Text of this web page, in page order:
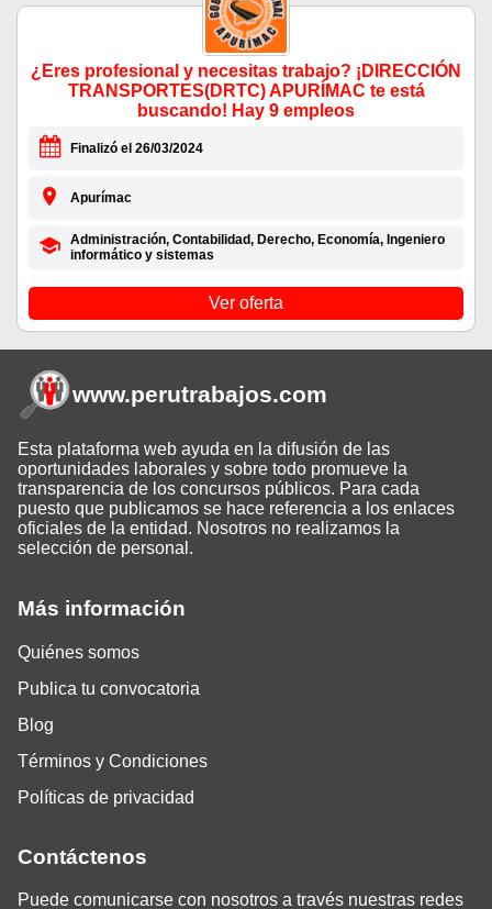
¿Eres profesional y necesitas trabajo? ¡DIRECCIÓN
TRANSPORTES(DRTC) APURÍMAC te está
buscando! Hay 9 empleos
Finalizó el 26/03/2024
Apurímac
Administración, Contabilidad, Derecho, Economía, Ingeniero
informático y sistemas
Ver oferta
Más información
Quiénes somos
Publica tu convocatoria
Blog
Términos y Condiciones
Políticas de privacidad
Contáctenos
Puede comunicarse con nosotros a través nuestras redes
www.perutrabajos.com
Esta plataforma web ayuda en la difusión de las
oportunidades laborales y sobre todo promueve la
transparencia de los concursos públicos. Para cada
puesto que publicamos se hace referencia a los enlaces
oficiales de la entidad. Nosotros no realizamos la
selección de personal.